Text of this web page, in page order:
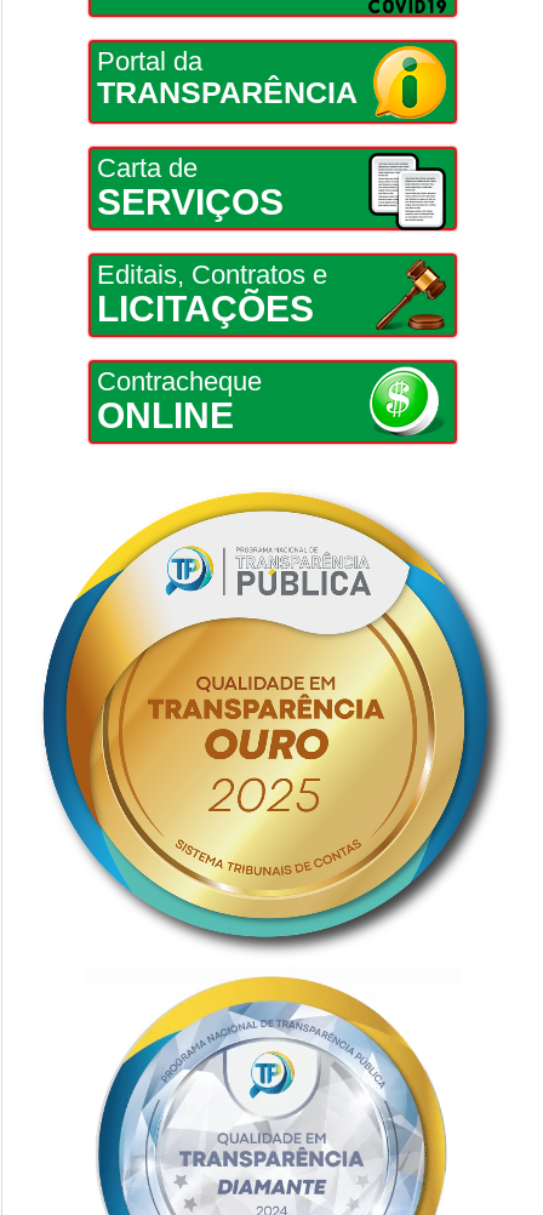
Portal da
TRANSPARÊNCIA
Carta de
SERVIÇOS
Editais, Contratos e
LICITAÇÕES
Contracheque
ONLINE